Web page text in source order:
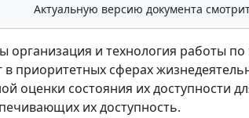
Актуальную версию документа
организация и технология работы
в приоритетных сферах
оценки состояния их доступности
их доступность.